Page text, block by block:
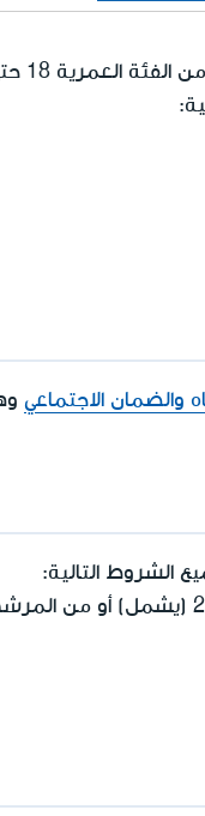
والضمان الاجتماعي
الشروط التالية: